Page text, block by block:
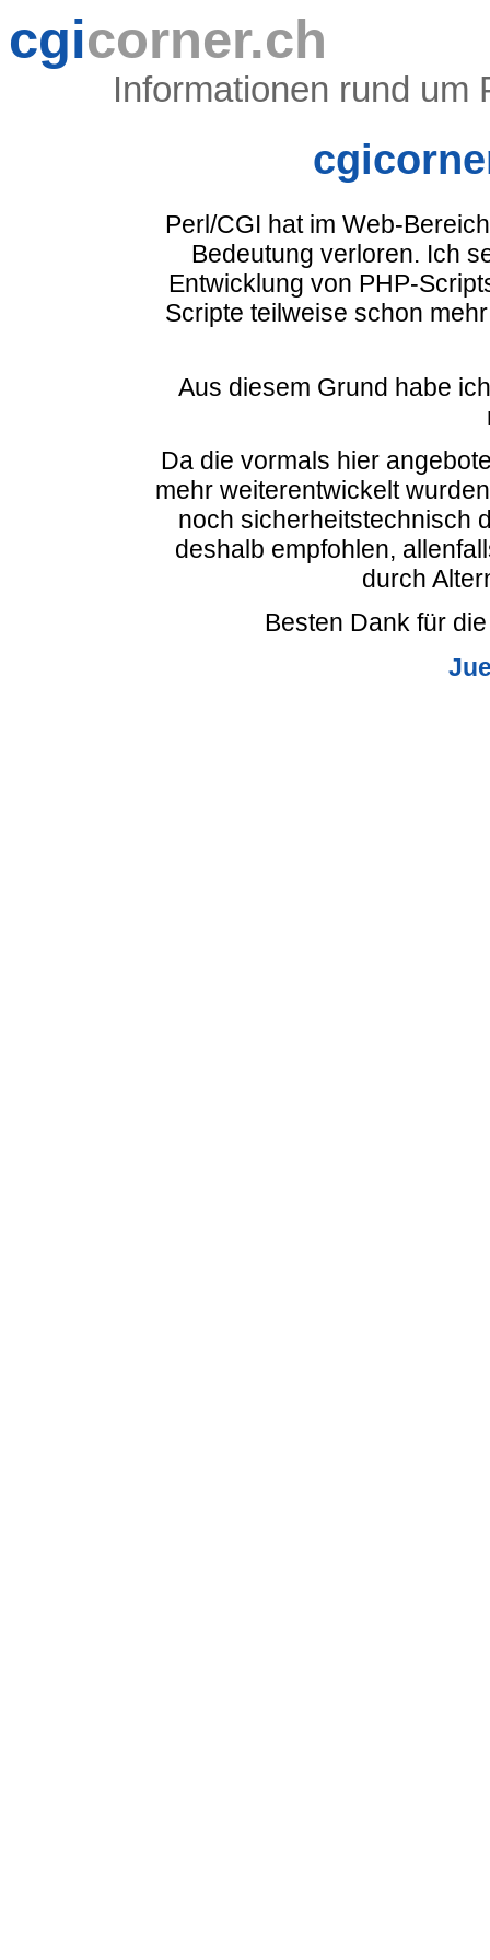
cgicorner.ch
Informationen rund um
Perl/CGI hat im Web-
Bedeutung verloren. Ich
Entwicklung von PHP-
Scripte teilweise schon
Aus diesem Grund habe
Da die vormals hier
mehr weiterentwickelt
noch sicherheitstechnisch
deshalb empfohlen,
durch
Besten Dank für